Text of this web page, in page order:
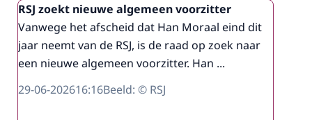
RSJ zoekt nieuwe algemeen voorzitter
Vanwege het afscheid dat Han Moraal eind dit
jaar neemt van de RSJ, is de raad op zoek naar
een nieuwe algemeen voorzitter. Han ...
29-06-202616:16Beeld: © RSJ